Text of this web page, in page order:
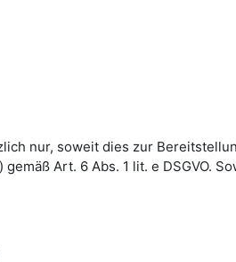
nur, soweit dies zur
Art. 6 Abs. 1 lit. e DSGVO.